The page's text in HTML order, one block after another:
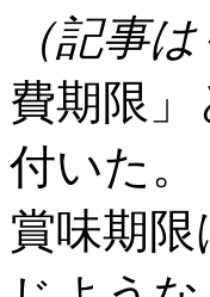
（記事
費期限
付いた。
賞味期